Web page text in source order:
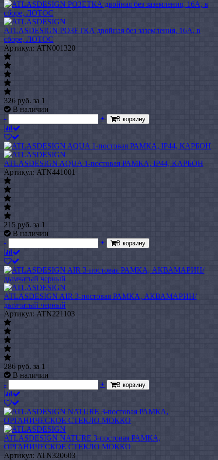
ATLASDESIGN РОЗЕТКА двойная без заземления, 16А, в
сборе, ЛОТОС
Артикул: ATN001320
326 руб. за 1
В наличии
-
+ В корзину
ATLASDESIGN AQUA 1-постовая РАМКА, IP44, КАРБОН
Артикул: ATN441001
215 руб. за 1
В наличии
-
+ В корзину
ATLASDESIGN AIR 3-постовая РАМКА, АКВАМАРИН/
дымчатый черный
Артикул: ATN221103
286 руб. за 1
В наличии
-
+ В корзину
ATLASDESIGN NATURE 3-постовая РАМКА,
ОРГАНИЧЕСКОЕ СТЕКЛО МОККО
Артикул: ATN320603